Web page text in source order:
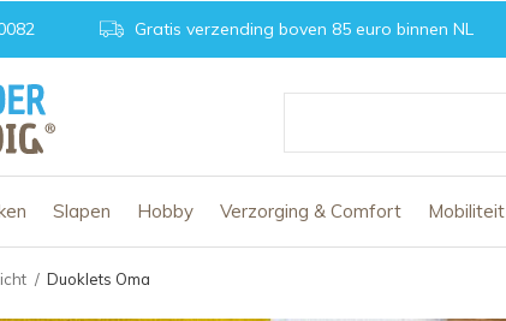
Slapen Hobby Verzorging & Comfort Mobiliteit
Gratis verzending boven 85 euro binnen NL
Duoklets Oma